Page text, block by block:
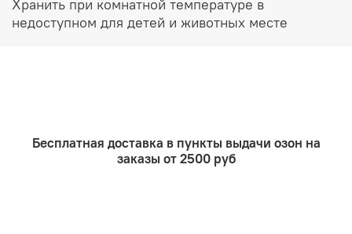
Хранить при комнатной температуре в
недоступном для детей и животных месте
Бесплатная доставка в пункты выдачи озон на
заказы от 2500 руб